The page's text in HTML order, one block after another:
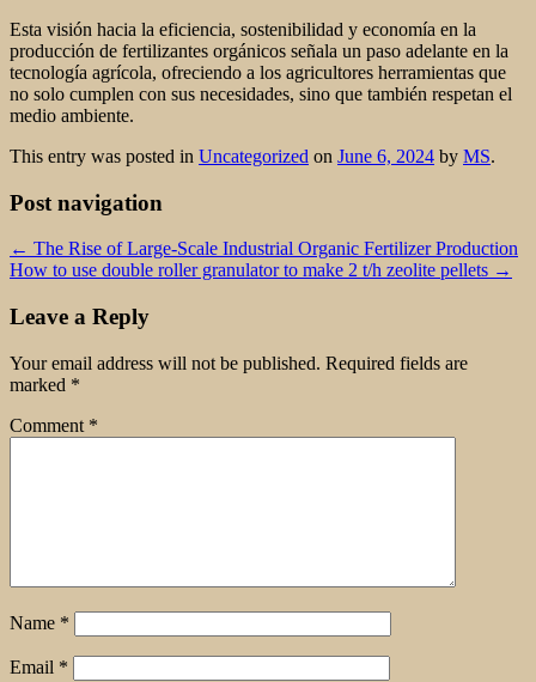
Esta visión hacia la eficiencia, sostenibilidad y economía en la
producción de fertilizantes orgánicos señala un paso adelante en la
tecnología agrícola, ofreciendo a los agricultores herramientas que
no solo cumplen con sus necesidades, sino que también respetan el
medio ambiente.
This entry was posted in Uncategorized on June 6, 2024 by MS.
Post navigation
← The Rise of Large-Scale Industrial Organic Fertilizer Production
How to use double roller granulator to make 2 t/h zeolite pellets →
Leave a Reply
Your email address will not be published. Required fields are
marked *
Comment *
Name *
Email *